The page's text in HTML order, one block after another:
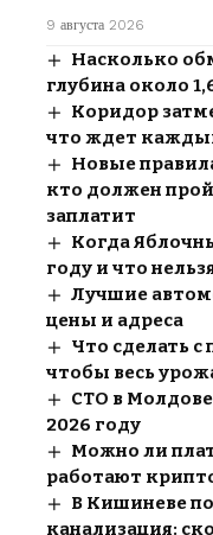
9 августа 2026
Насколько
глубина около
Коридор
что ждет
Новые
кто должен
заплатит
Когда
году и что
Лучшие
цены и адреса
Что сделать
чтобы весь
СТО в
2026 году
Можно ли
работают
В Кишиневе
канализация: